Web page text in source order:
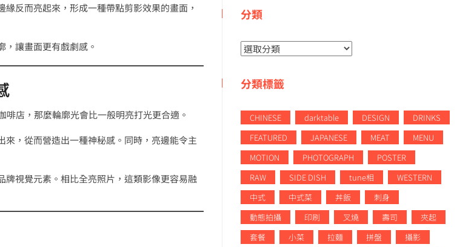
反而亮起來，形成一種帶點剪影效果的畫面，
讓畫面更有戲劇感。
店，那麼輪廓光會比一般明亮打光更合適。
，從而營造出一種神秘感。同時，亮邊能令主
視覺元素。相比全亮照片，這類影像更容易融
分類
分
類
分類標籤
CHINESE darktable DESIGN
DRINKS
FEATURED
JAPANESE MEAT
MENU
MOTION
PHOTOGRAPH
POSTER
RAW
SIDE DISH tune相
WESTERN
中式
中式菜 丼飯
刺身
動態拍攝
印刷 叉燒 壽司
夾起
套餐
小菜 拉麵 拼盤
攝影